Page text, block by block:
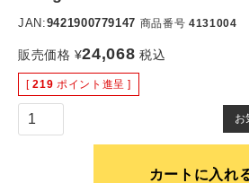
JAN:9421900779147 商品番号 4131004
販売価格 ¥24,068 税込
[ 219 ポイント進呈 ]
お
カートに入れ